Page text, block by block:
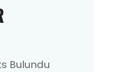
Bulundu